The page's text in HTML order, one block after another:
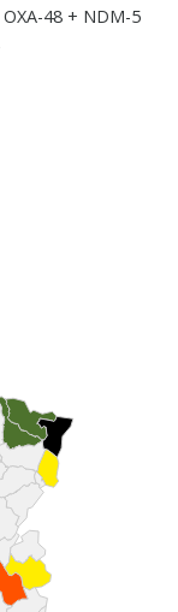
OXA-48 + NDM-5